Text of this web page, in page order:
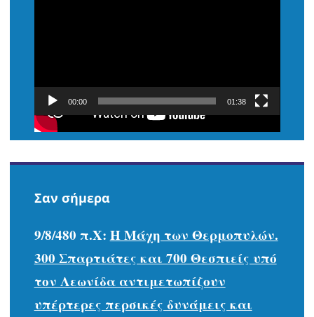
00:00 01:38
Σαν σήμερα
9/8/480 π.Χ: Η Μάχη των Θερμοπυλών.
300 Σπαρτιάτες και 700 Θεσπιείς υπό
τον Λεωνίδα αντιμετωπίζουν
υπέρτερες περσικές δυνάμεις και